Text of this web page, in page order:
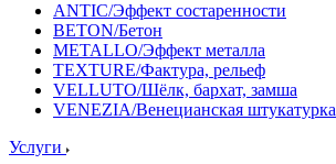
ANTIC/Эффект состаренности
BETON/Бетон
METALLO/Эффект металла
TEXTURE/Фактура, рельеф
VELLUTO/Шёлк, бархат, замша
VENEZIA/Венецианская штукатурка
Услуги